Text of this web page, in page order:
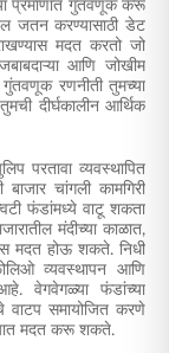
प्रमाणात गुंतवणूक करू
जतन करण्यासाठी डेट
मदत करतो जो
आणि जोखीम
रणनीती तुमच्या
दीर्घकालीन आर्थिक
परतावा व्यवस्थापित
चांगली कामगिरी
फंडांमध्ये वाटू शकता
मंदीच्या काळात,
मदत होऊ शकते. निधी
व्यवस्थापन आणि
वेगवेगळ्या फंडांच्या
वाटप समायोजित करणे
मदत करू शकते.